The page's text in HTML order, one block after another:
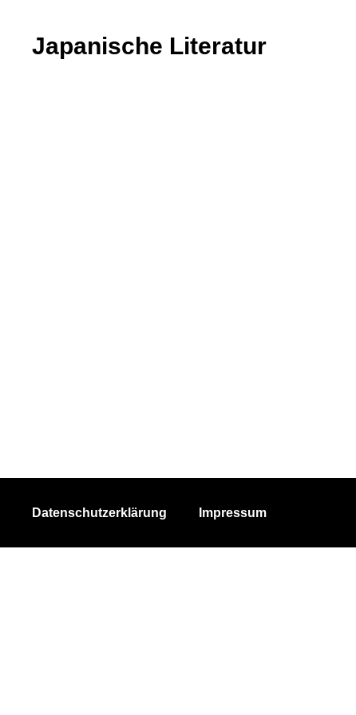
Japanische Literatur
Datenschutzerklärung Impressum